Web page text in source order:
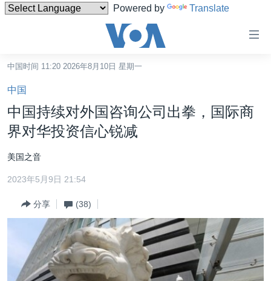
Powered by Translate
碍
链
接
转
内
容
到
中国
最新国际新闻
中东
欧洲
分类新闻
经济·金融·贸易
人权·法律·宗教
科教·文娱·体健
美中关系
热点专题
白宫要闻
VOA视频
中国时间 11:20 2026年8月10日 星期一
中国
中国持续对外国咨询公司出拳，国际商
界对华投资信心锐减
美国之音
2023年5月9日 21:54
分享 (38)